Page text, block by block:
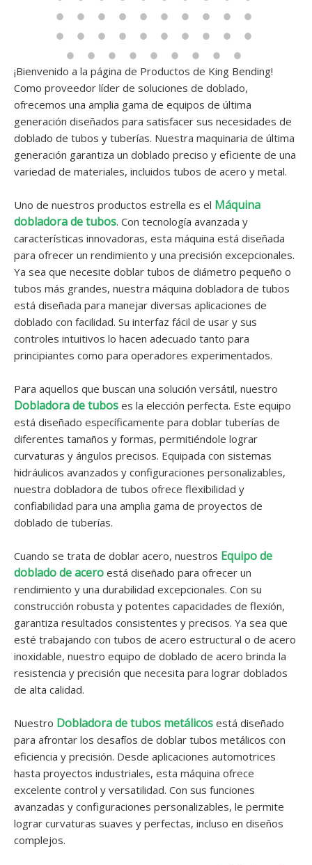
¡Bienvenido a la página de Productos de King Bending!
Como proveedor líder de soluciones de doblado,
ofrecemos una amplia gama de equipos de última
generación diseñados para satisfacer sus necesidades de
doblado de tubos y tuberías. Nuestra maquinaria de última
generación garantiza un doblado preciso y eficiente de una
variedad de materiales, incluidos tubos de acero y metal.
Uno de nuestros productos estrella es el Máquina
dobladora de tubos. Con tecnología avanzada y
características innovadoras, esta máquina está diseñada
para ofrecer un rendimiento y una precisión excepcionales.
Ya sea que necesite doblar tubos de diámetro pequeño o
tubos más grandes, nuestra máquina dobladora de tubos
está diseñada para manejar diversas aplicaciones de
doblado con facilidad. Su interfaz fácil de usar y sus
controles intuitivos lo hacen adecuado tanto para
principiantes como para operadores experimentados.
Para aquellos que buscan una solución versátil, nuestro
Dobladora de tubos es la elección perfecta. Este equipo
está diseñado específicamente para doblar tuberías de
diferentes tamaños y formas, permitiéndole lograr
curvaturas y ángulos precisos. Equipada con sistemas
hidráulicos avanzados y configuraciones personalizables,
nuestra dobladora de tubos ofrece flexibilidad y
confiabilidad para una amplia gama de proyectos de
doblado de tuberías.
Cuando se trata de doblar acero, nuestros Equipo de
doblado de acero está diseñado para ofrecer un
rendimiento y una durabilidad excepcionales. Con su
construcción robusta y potentes capacidades de flexión,
garantiza resultados consistentes y precisos. Ya sea que
esté trabajando con tubos de acero estructural o de acero
inoxidable, nuestro equipo de doblado de acero brinda la
resistencia y precisión que necesita para lograr doblados
de alta calidad.
Nuestro Dobladora de tubos metálicos está diseñado
para afrontar los desafíos de doblar tubos metálicos con
eficiencia y precisión. Desde aplicaciones automotrices
hasta proyectos industriales, esta máquina ofrece
excelente control y versatilidad. Con sus funciones
avanzadas y configuraciones personalizables, le permite
lograr curvaturas suaves y perfectas, incluso en diseños
complejos.